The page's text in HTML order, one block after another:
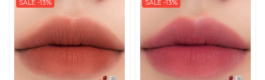
SALE -13% SALE -13%